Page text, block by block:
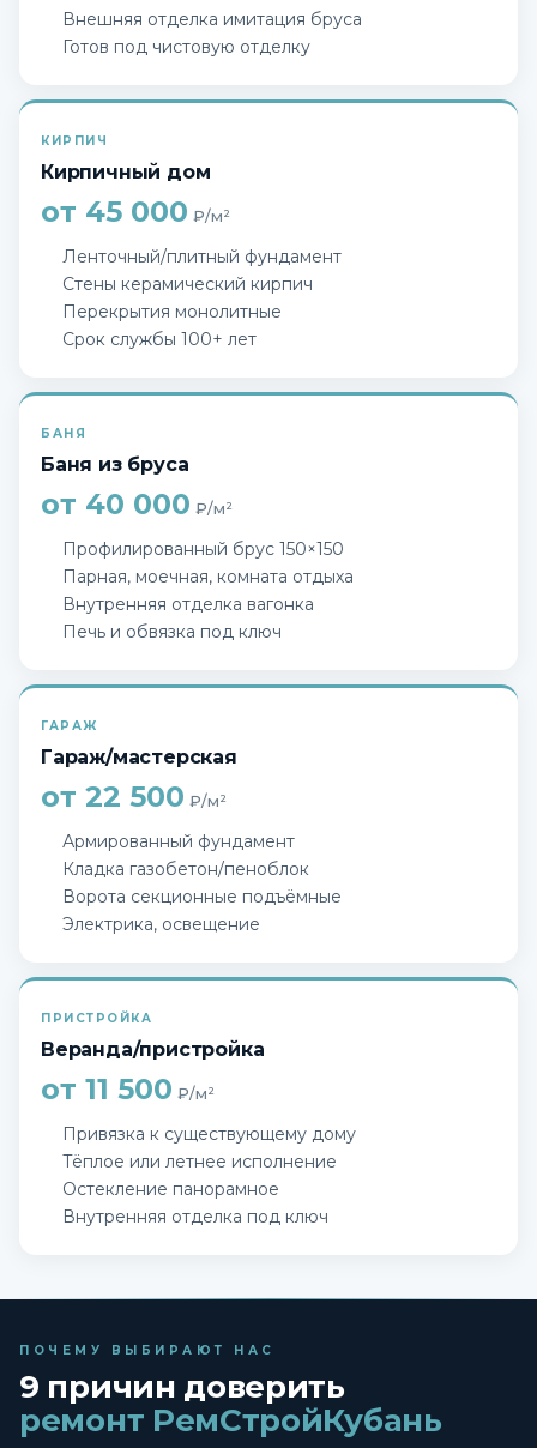
Внешняя отделка имитация бруса
Готов под чистовую отделку
КИРПИЧ
Кирпичный дом
от 45 000 ₽/м²
Ленточный/плитный фундамент
Стены керамический кирпич
Перекрытия монолитные
Срок службы 100+ лет
БАНЯ
Баня из бруса
от 40 000 ₽/м²
Профилированный брус 150×150
Парная, моечная, комната отдыха
Внутренняя отделка вагонка
Печь и обвязка под ключ
ГАРАЖ
Гараж/мастерская
от 22 500 ₽/м²
Армированный фундамент
Кладка газобетон/пеноблок
Ворота секционные подъёмные
Электрика, освещение
ПРИСТРОЙКА
Веранда/пристройка
от 11 500 ₽/м²
Привязка к существующему дому
Тёплое или летнее исполнение
Остекление панорамное
Внутренняя отделка под ключ
ПОЧЕМУ ВЫБИРАЮТ НАС
9 причин доверить
ремонт РемСтройКубань